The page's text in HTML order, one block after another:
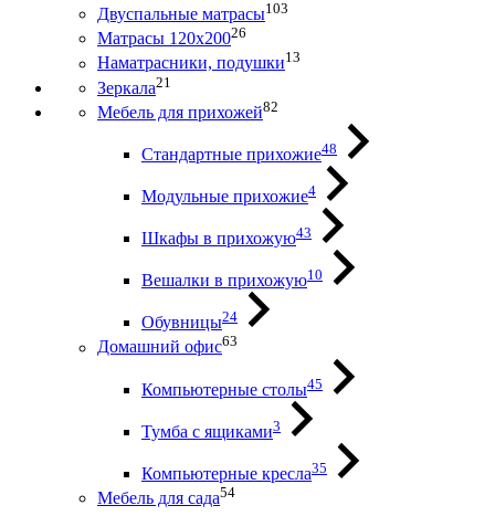
Двуспальные матрасы103
Матрасы 120х20026
Наматрасники, подушки13
Зеркала21
Мебель для прихожей82
Стандартные прихожие48
Модульные прихожие4
Шкафы в прихожую43
Вешалки в прихожую10
Обувницы24
Домашний офис63
Компьютерные столы45
Тумба с ящиками3
Компьютерные кресла35
Мебель для сада54